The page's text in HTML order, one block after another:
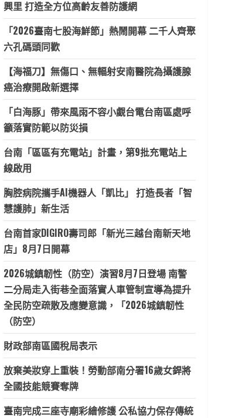
興里 打造全方位高齡友善防護網
「2026臺南七股海鮮節」熱鬧開幕 二千人齊聚
六孔碼頭同歡
【海福刀】無傷口、無輻射安南醫院為攝護腺
癌治療開啟新選擇
「白海豚」帶來風雨不容小覷台電台南區處呼
籲落實防範以防災損
台南「區區有充電站」計畫，第9批充電站上
線啟用
胸腔病院攜手AI機器人「凱比」 打造長者「智
慧護肺」新生活
台南首家DIGIRO壽司郎「新光三越台南新天地
店」8月7日開幕
2026城鎮韌性（防空）演習8月7日登場 南警
二分局走入街巷全面落實人車管制宣導為提升
全民防空疏散及應變意識，「2026城鎮韌性
（防空）
財政部南區國稅局表示
放棄美妝穿上重裝！勞動部南分署16歲女銲將
全國技能競賽奪牌
臺南完成三座寺廟彩繪修護 公私協力保存傳統